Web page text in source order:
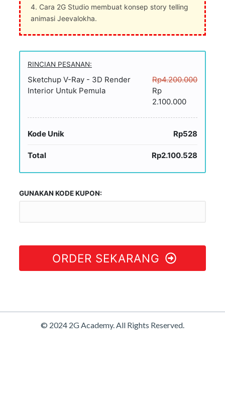
4. Cara 2G Studio membuat konsep story telling
animasi Jeevalokha.
RINCIAN PESANAN:
Sketchup V-Ray - 3D Render
Interior Untuk Pemula
Rp4.200.000
Rp
2.100.000
Kode Unik Rp528
Total Rp2.100.528
GUNAKAN KODE KUPON:
ORDER SEKARANG
© 2024 2G Academy. All Rights Reserved.